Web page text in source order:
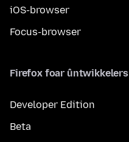
iOS-browser
Focus-browser
Firefox foar ûntwikkelers
Developer Edition
Beta